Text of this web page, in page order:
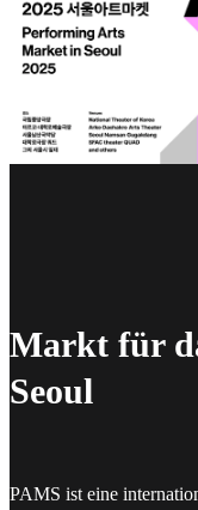
Markt für
Seoul
PAMS ist eine